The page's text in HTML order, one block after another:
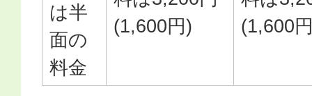
は半
面の
料金
(1,600円)
(1,600